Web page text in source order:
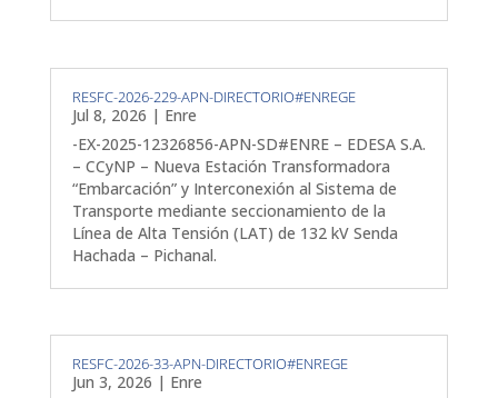
RESFC-2026-229-APN-DIRECTORIO#ENREGE
Jul 8, 2026 | Enre
-EX-2025-12326856-APN-SD#ENRE – EDESA S.A.
– CCyNP – Nueva Estación Transformadora
“Embarcación” y Interconexión al Sistema de
Transporte mediante seccionamiento de la
Línea de Alta Tensión (LAT) de 132 kV Senda
Hachada – Pichanal.
RESFC-2026-33-APN-DIRECTORIO#ENREGE
Jun 3, 2026 | Enre